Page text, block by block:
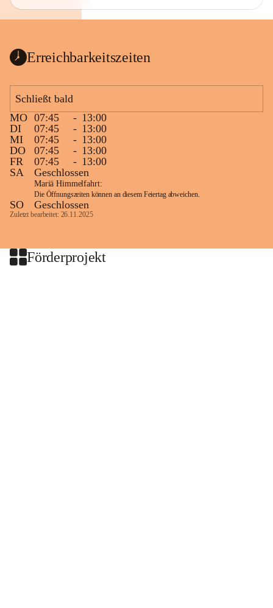
Erreichbarkeitszeiten
Schließt bald
MO 07:45 - 13:00
DI
07:45 - 13:00
MI
07:45 - 13:00
DO
07:45 - 13:00
FR
07:45 - 13:00
SA
Geschlossen
Mariä Himmelfahrt:
Die Öffnungszeiten können an diesem Feiertag abweichen.
SO Geschlossen
Zuletzt bearbeitet: 26.11.2025
Förderprojekt